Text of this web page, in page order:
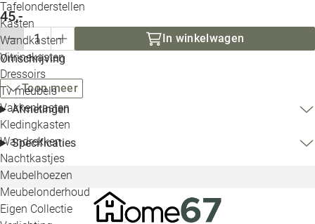
Tafelonderstellen
Kasten
Wandkasten
Vitrinekasten
Dressoirs
Tv meubels
Vakkenkasten
Kledingkasten
Wandrekken
Nachtkastjes
Meubelhoezen
Meubelonderhoud
Eigen Collectie
45,-
In winkelwagen
Omschrijving
Toon meer
Afmetingen
Specificaties